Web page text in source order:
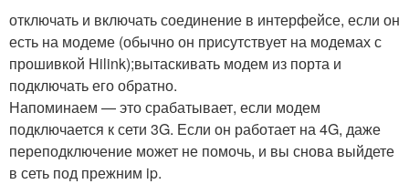
отключать и включать соединение в интерфейсе, если он
есть на модеме (обычно он присутствует на модемах с
прошивкой Hilink);вытаскивать модем из порта и
подключать его обратно.
Напоминаем — это срабатывает, если модем
подключается к сети 3G. Если он работает на 4G, даже
переподключение может не помочь, и вы снова выйдете
в сеть под прежним ip.